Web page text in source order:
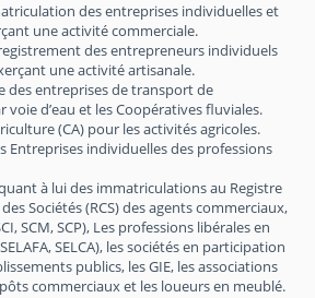
des entreprises individuelles et
une activité commerciale.
des entrepreneurs individuels
une activité artisanale.
des entreprises de transport de
voie d’eau et les Coopératives fluviales.
(CA) pour les activités agricoles.
Entreprises individuelles des professions
quant à lui des immatriculations au Registre
Sociétés (RCS) des agents commerciaux,
SCM, SCP), Les professions libérales en
SELCA), les sociétés en participation
publics, les GIE, les associations
commerciaux et les loueurs en meublé.